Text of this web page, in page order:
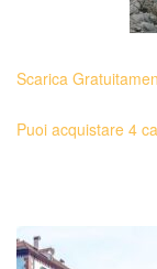
Scarica
Puoi acquistare 4